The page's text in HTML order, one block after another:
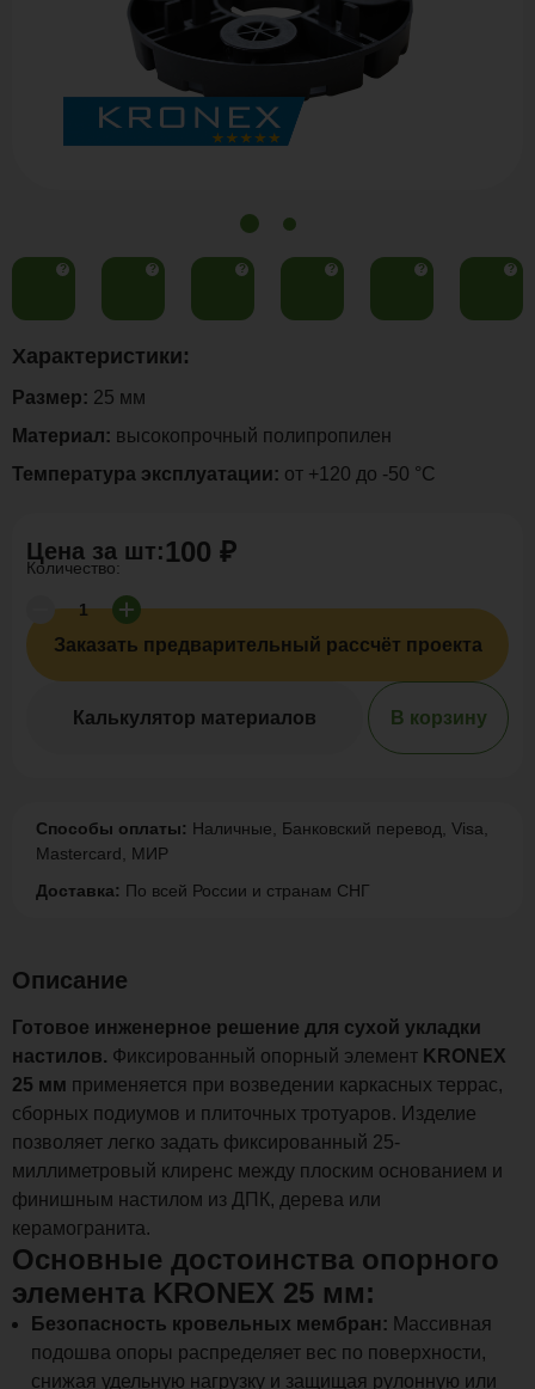
? ? ? ? ? ?
Цена за шт:100 ₽
Количество:
Заказать предварительный рассчёт проекта
Калькулятор материалов В корзину
Способы оплаты: Наличные, Банковский перевод, Visa,
Mastercard, МИР
Доставка: По всей России и странам СНГ
Характеристики:
Размер: 25 мм
Материал: высокопрочный полипропилен
Температура эксплуатации: от +120 до -50 °С
Описание
Готовое инженерное решение для сухой укладки
настилов. Фиксированный опорный элемент KRONEX
25 мм применяется при возведении каркасных террас,
сборных подиумов и плиточных тротуаров. Изделие
позволяет легко задать фиксированный 25-
миллиметровый клиренс между плоским основанием и
финишным настилом из ДПК, дерева или
керамогранита.
Основные достоинства опорного
элемента KRONEX 25 мм:
Безопасность кровельных мембран: Массивная
подошва опоры распределяет вес по поверхности,
снижая удельную нагрузку и защищая рулонную или